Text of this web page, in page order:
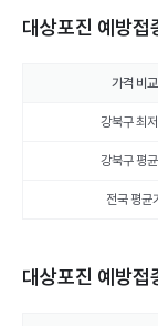
대상포진 예방접
가격 비교
강북구 최
강북구 평
전국 평균
대상포진 예방접